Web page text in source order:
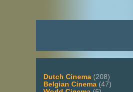
Dutch Cinema (208)
Belgian Cinema (47)